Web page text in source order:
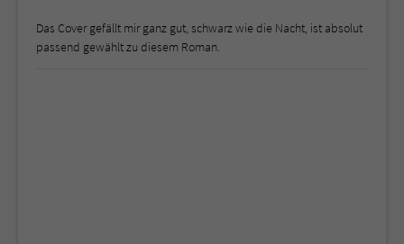
Das Cover gefällt mir ganz gut, schwarz wie die Nacht, ist absolut
passend gewählt zu diesem Roman.